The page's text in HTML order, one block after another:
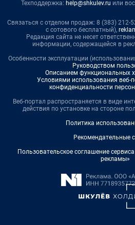
Техподдержка: help@shkulev.ru или
Связаться с отделом продаж: 8 (383) 212-
с сотового бесплатный),
Редакция сайта не несет
информации, содержащейся в
Особенности эксплуатации
Руководством
Описанием функциональных
Условиями использования веб-
конфиденциальности
Веб-портал распространяется в виде
действия по установке на стороне
Политика
Рекомендательные
Пользовательское соглашение
рекламы»